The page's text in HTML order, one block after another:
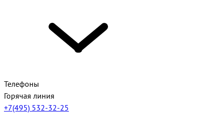
Телефоны
Горячая линия
+7(495) 532-32-25